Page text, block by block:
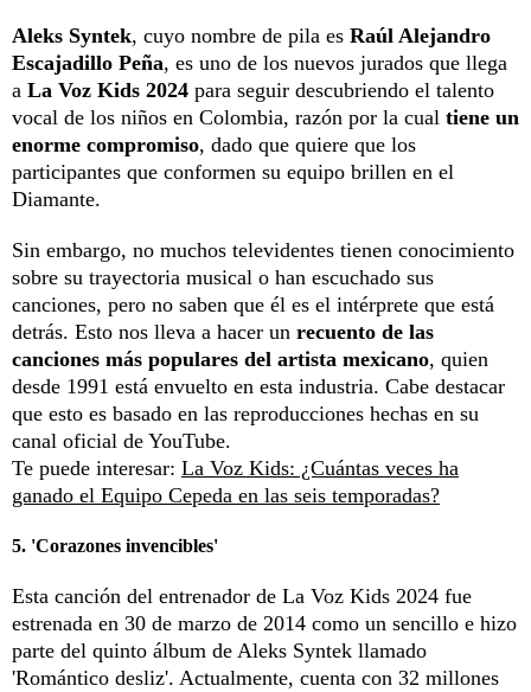
Aleks Syntek, cuyo nombre de pila es Raúl Alejandro
Escajadillo Peña, es uno de los nuevos jurados que llega
a La Voz Kids 2024 para seguir descubriendo el talento
vocal de los niños en Colombia, razón por la cual tiene un
enorme compromiso, dado que quiere que los
participantes que conformen su equipo brillen en el
Diamante.
Sin embargo, no muchos televidentes tienen conocimiento
sobre su trayectoria musical o han escuchado sus
canciones, pero no saben que él es el intérprete que está
detrás. Esto nos lleva a hacer un recuento de las
canciones más populares del artista mexicano, quien
desde 1991 está envuelto en esta industria. Cabe destacar
que esto es basado en las reproducciones hechas en su
canal oficial de YouTube.
Te puede interesar: La Voz Kids: ¿Cuántas veces ha
ganado el Equipo Cepeda en las seis temporadas?
5. 'Corazones invencibles'
Esta canción del entrenador de La Voz Kids 2024 fue
estrenada en 30 de marzo de 2014 como un sencillo e hizo
parte del quinto álbum de Aleks Syntek llamado
'Romántico desliz'. Actualmente, cuenta con 32 millones